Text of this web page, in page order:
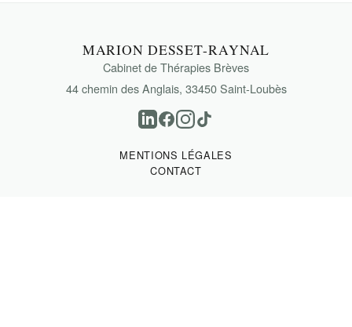
MARION DESSET-RAYNAL
Cabinet de Thérapies Brèves
44 chemin des Anglais, 33450 Saint-Loubès
MENTIONS LÉGALES
CONTACT